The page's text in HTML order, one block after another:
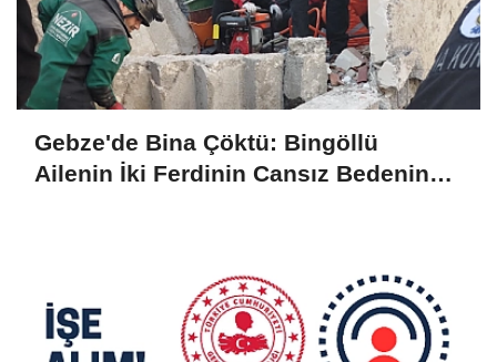
Gebze'de Bina Çöktü: Bingöllü
Ailenin İki Ferdinin Cansız Bedenine